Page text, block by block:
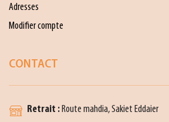
Adresses
Modifier compte
CONTACT
Retrait : Route mahdia, Sakiet Eddaier